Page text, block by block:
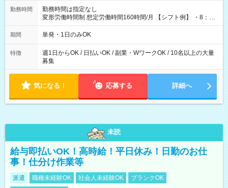
勤務時間
勤務時間は指定なし
変形労働時間制 想定労働時間160時間/月 【シフト例】 ・8：00
～21：00
期間 単発・1日のみOK
特徴
週1日からOK / 日払いOK / 副業・WワークOK / 10名以上の大量
募集
気になる！ 応募する 詳細へ
未読
給与即払いOK！高時給！平日休み！日勤のお仕
事！仕分け作業等
派遣 職種未経験OK 社会人未経験OK
ブランクOK